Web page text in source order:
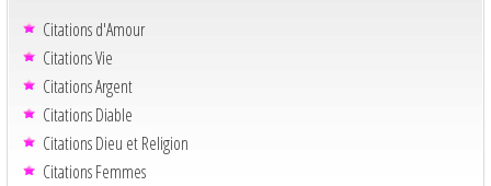
Citations d'Amour
Citations Vie
Citations Argent
Citations Diable
Citations Dieu et Religion
Citations Femmes